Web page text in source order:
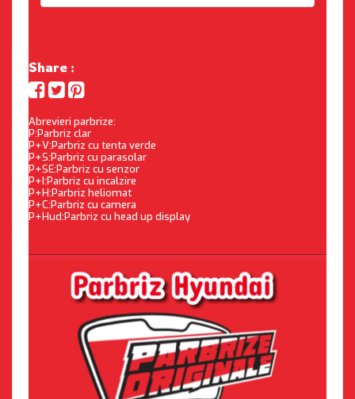
Share :
Abrevieri parbrize:
P:Parbriz clar
P+V:Parbriz cu tenta verde
P+S:Parbriz cu parasolar
P+SE:Parbriz cu senzor
P+I:Parbriz cu incalzire
P+H:Parbriz heliomat
P+C:Parbriz cu camera
P+Hud:Parbriz cu head up display